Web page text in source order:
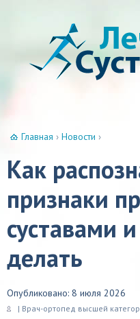
Главная › Новости ›
Как
признаки
суставами
делать
Опубликовано: 8 июля 2026
| Врач-ортопед высшей